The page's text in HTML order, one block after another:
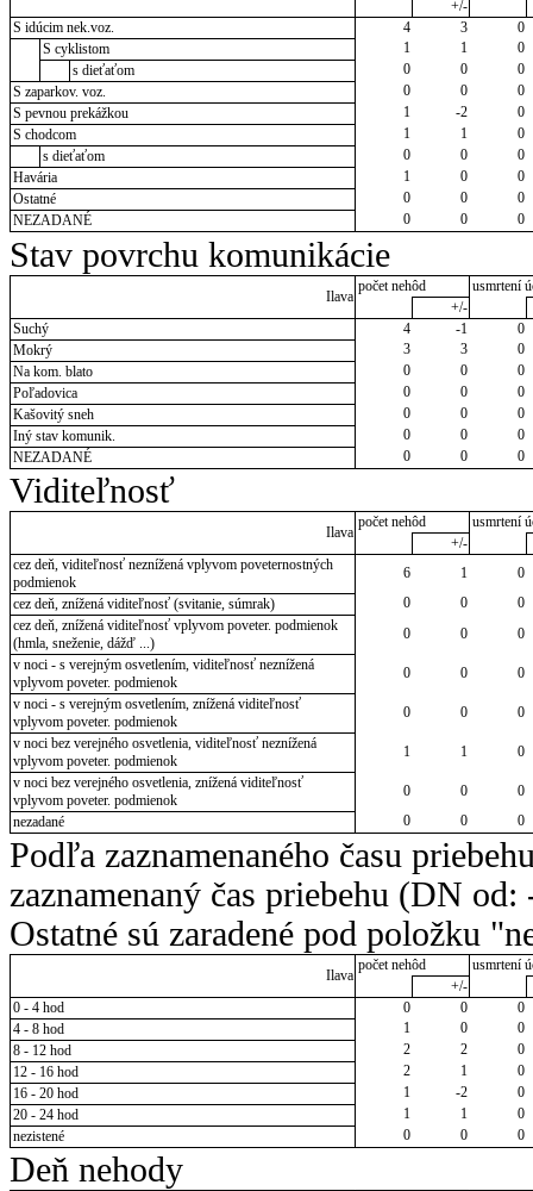
+/-
S idúcim nek.voz.
4 3
0
S cyklistom
1 1
0
s dieťaťom
0 0
0
S zaparkov. voz.
0 0
0
S pevnou prekážkou
1 -2
0
S chodcom
1 1
0
s dieťaťom
0 0
0
Havária
1 0
0
Ostatné
0 0
0
NEZADANÉ
0 0 0
Stav povrchu komunikácie
Ilava
počet nehôd
usmrtení
+/-
Suchý
4 -1
0
Mokrý
3 3
0
Na kom. blato
0 0
0
Poľadovica
0 0
0
Kašovitý sneh
0 0
0
Iný stav komunik.
0 0
0
NEZADANÉ
0 0 0
Viditeľnosť
Ilava
počet nehôd
usmrtení
+/-
cez deň, viditeľnosť neznížená vplyvom poveternostných
podmienok
6 1
0
cez deň, znížená viditeľnosť (svitanie, súmrak)
0 0
0
cez deň, znížená viditeľnosť vplyvom poveter. podmienok
(hmla, sneženie, dážď ...)
0 0
0
v noci - s verejným osvetlením, viditeľnosť neznížená
vplyvom poveter. podmienok
0 0
0
v noci - s verejným osvetlením, znížená viditeľnosť
vplyvom poveter. podmienok
0 0
0
v noci bez verejného osvetlenia, viditeľnosť neznížená
vplyvom poveter. podmienok
1 1
0
v noci bez verejného osvetlenia, znížená viditeľnosť
vplyvom poveter. podmienok
0 0
0
nezadané
0 0 0
Podľa zaznamenaného času
zaznamenaný čas priebehu (DN
Ostatné sú zaradené pod položku
Ilava
počet nehôd
usmrtení
+/-
0 - 4 hod
0 0
0
4 - 8 hod
1 0
0
8 - 12 hod
2 2
0
12 - 16 hod
2 1
0
16 - 20 hod
1 -2
0
20 - 24 hod
1 1
0
nezistené
0 0 0
Deň nehody